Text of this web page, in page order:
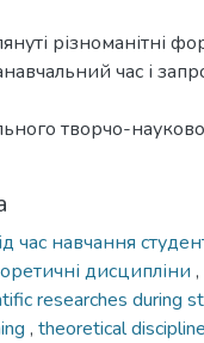
різноманітні
час і
творчо-
час навчання
дисципліни ,
researches during
, theoretical